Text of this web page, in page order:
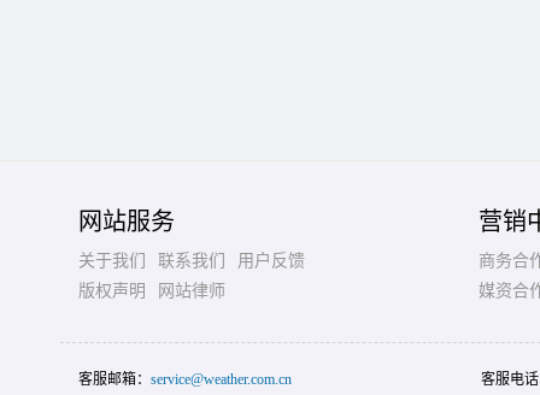
网站服务
关于我们 联系我们
用户反馈
版权声明
网站律师
营销
商务合
媒资合
客服邮箱： service@weather.com.cn 客服电